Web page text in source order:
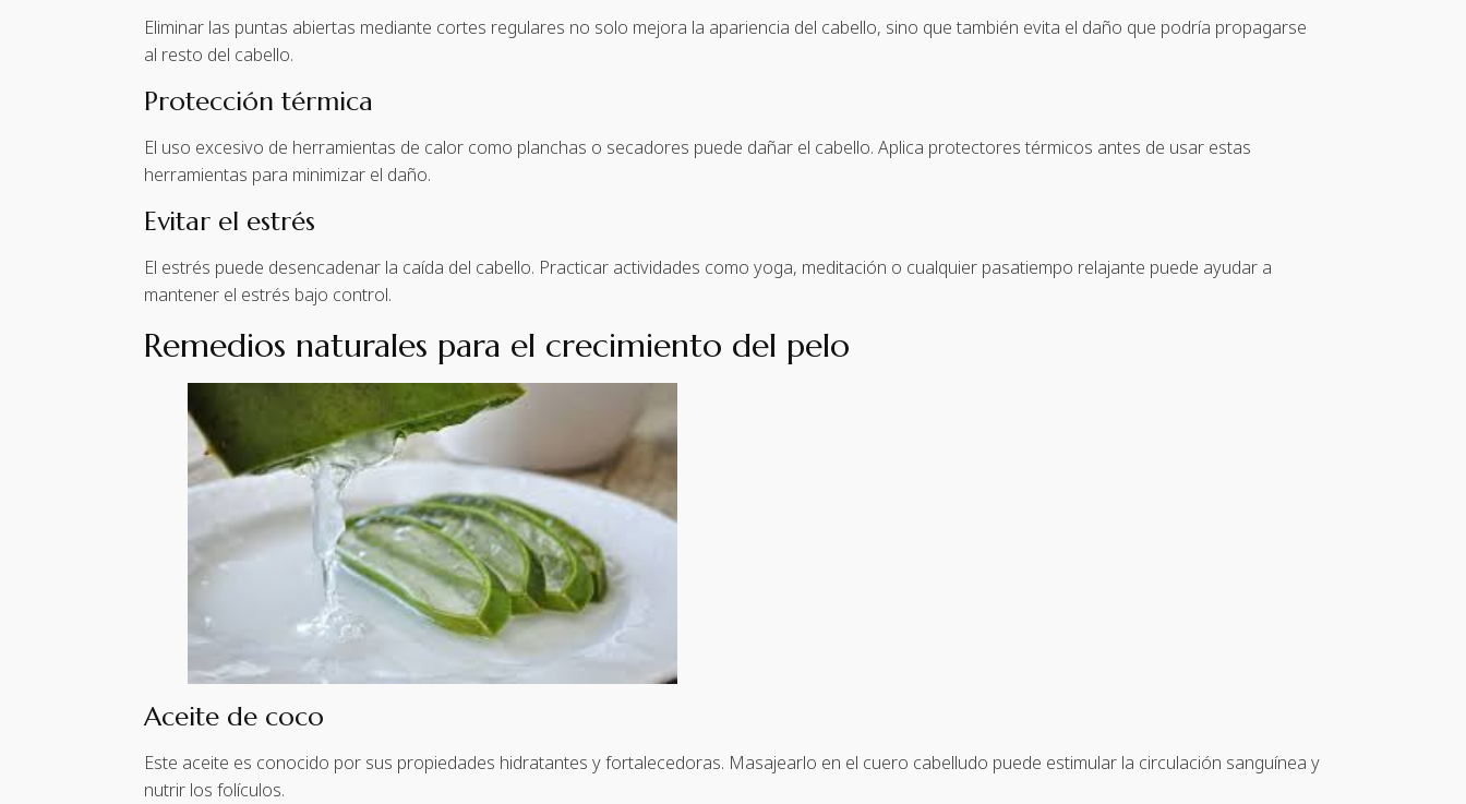
Eliminar las puntas abiertas mediante cortes regulares no solo mejora la apariencia del cabello, sino que también evita el daño que podría propagarse
al resto del cabello.
Protección térmica
El uso excesivo de herramientas de calor como planchas o secadores puede dañar el cabello. Aplica protectores térmicos antes de usar estas
herramientas para minimizar el daño.
Evitar el estrés
El estrés puede desencadenar la caída del cabello. Practicar actividades como yoga, meditación o cualquier pasatiempo relajante puede ayudar a
mantener el estrés bajo control.
Remedios naturales para el crecimiento del pelo
Aceite de coco
Este aceite es conocido por sus propiedades hidratantes y fortalecedoras. Masajearlo en el cuero cabelludo puede estimular la circulación sanguínea y
nutrir los folículos.